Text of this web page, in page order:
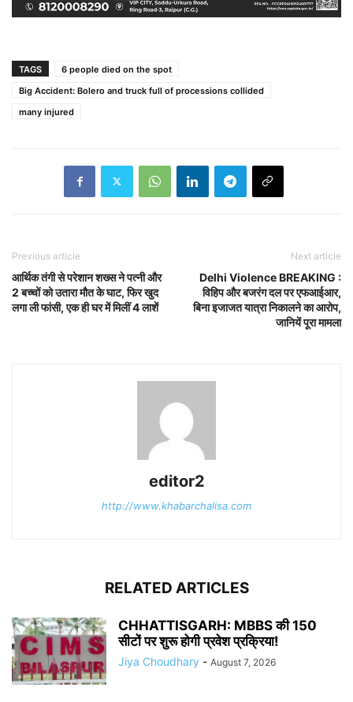
TAGS
6 people died on the spot
Big Accident: Bolero and truck full of processions collided
many injured
Previous article
आर्थिक तंगी से परेशान शख्स ने पत्नी और
2 बच्चों को उतारा मौत के घाट, फिर खुद
लगा ली फांसी, एक ही घर में मिलीं 4 लाशें
Next article
Delhi Violence BREAKING :
विहिप और बजरंग दल पर एफआईआर,
बिना इजाजत यात्रा निकालने का आरोप,
जानियें पूरा मामला
editor2
http://www.khabarchalisa.com
RELATED ARTICLES
CHHATTISGARH: MBBS की 150
सीटों पर शुरू होगी प्रवेश प्रक्रिया!
Jiya Choudhary - August 7, 2026